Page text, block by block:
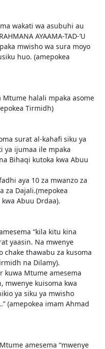
wakati wa asubuhi au
AYAAMA-TAD-’U
mwisho wa sura moyo
huo. (amepokea
Mtume halali mpaka asome
Tirmidh)
surat al-kahafi siku ya
ya ijumaa ile mpaka
Bihaqi kutoka kwa Abuu
aya 10 za mwanzo za
za Dajali.(mepokea
Abuu Drdaa).
“kila kitu kina
yaasin. Na mwenye
chake thawabu za kusoma
na Dilamy).
kuwa Mtume amesema
mwenye kuisoma kwa
ya siku ya mwisho
(amepokea imam Ahmad
amesema “mwenye